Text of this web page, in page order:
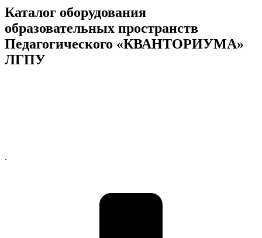
Каталог оборудования
образовательных пространств
Педагогического «КВАНТОРИУМА»
ЛГПУ
.